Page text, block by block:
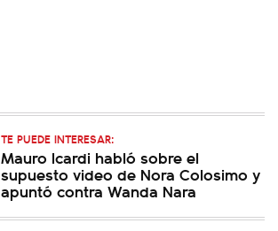
TE PUEDE INTERESAR:
Mauro Icardi habló sobre el
supuesto video de Nora Colosimo y
apuntó contra Wanda Nara